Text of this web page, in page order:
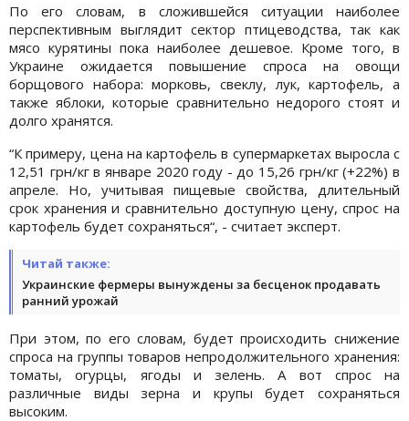
По его словам, в сложившейся ситуации наиболее
перспективным выглядит сектор птицеводства, так как
мясо курятины пока наиболее дешевое. Кроме того, в
Украине ожидается повышение спроса на овощи
борщового набора: морковь, свеклу, лук, картофель, а
также яблоки, которые сравнительно недорого стоят и
долго хранятся.
“К примеру, цена на картофель в супермаркетах выросла с
12,51 грн/кг в январе 2020 году - до 15,26 грн/кг (+22%) в
апреле. Но, учитывая пищевые свойства, длительный
срок хранения и сравнительно доступную цену, спрос на
картофель будет сохраняться“, - считает эксперт.
Читай также:
Украинские фермеры вынуждены за бесценок продавать
ранний урожай
При этом, по его словам, будет происходить снижение
спроса на группы товаров непродолжительного хранения:
томаты, огурцы, ягоды и зелень. А вот спрос на
различные виды зерна и крупы будет сохраняться
высоким.